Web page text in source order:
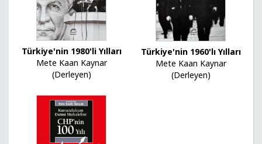
Türkiye'nin 1980'li Yılları
Mete Kaan Kaynar
(Derleyen)
Türkiye'nin 1960'lı Yılları
Mete Kaan Kaynar
(Derleyen)